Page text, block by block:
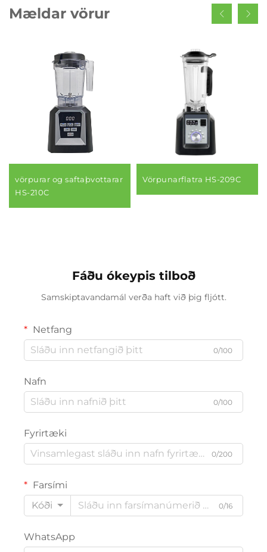
Mældar vörur
vörpurar og saftaþvottarar
HS-210C
Vörpunarflatra HS-209C
Fáðu ókeypis tilboð
Samskiptavandamál verða haft við þig fljótt.
Netfang
0/100
Nafn
0/100
Fyrirtæki
0/200
Farsími
Kóði
0/16
WhatsApp